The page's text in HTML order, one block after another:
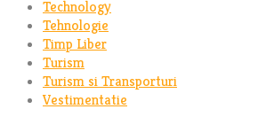
Technology
Tehnologie
Timp Liber
Turism
Turism si Transporturi
Vestimentatie